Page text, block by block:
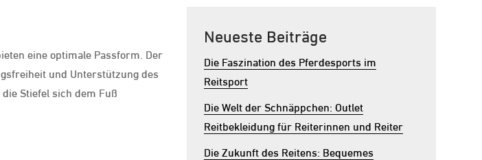
eine optimale Passform. Der
und Unterstützung des
Stiefel sich dem Fuß
Neueste Beiträge
Die Faszination des Pferdesports im
Reitsport
Die Welt der Schnäppchen: Outlet
Reitbekleidung für Reiterinnen und Reiter
Die Zukunft des Reitens: Bequemes